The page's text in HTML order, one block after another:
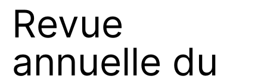
Revue
annuelle du